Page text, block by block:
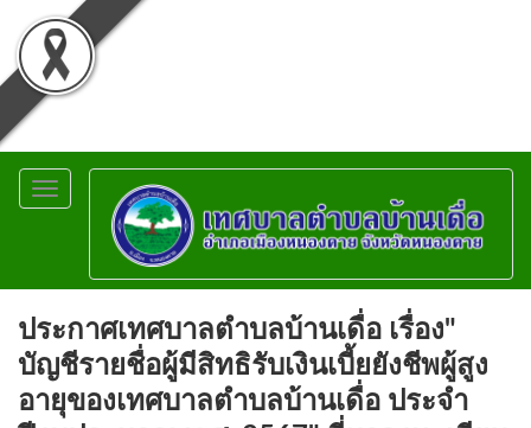
Toggle
navigation
ประกาศเทศบาลตำบลบ้านเดื่อ เรื่อง"
บัญชีรายชื่อผู้มีสิทธิรับเงินเบี้ยยังชีพผู้สูง
อายุของเทศบาลตำบลบ้านเดื่อ ประจำ